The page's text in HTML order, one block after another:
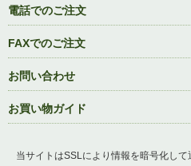
電話でのご注文
FAXでのご注文
お問い合わせ
お買い物ガイド
当サイトはSSLにより情報を暗号化し